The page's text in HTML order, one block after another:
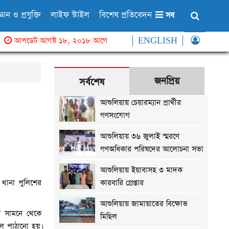
ও প্রযুক্তি লাইফ স্টাইল বিশেষ প্রতিবেদন সব
আপডেট আগস্ট ১৮, ২০১৮ আগে ENGLISH
পুলিশের
সামনে থেকে
পাঠানো হয়।
সর্বশেষ জনপ্রিয়
আশুলিয়ায় চেয়ারম্যান প্রার্থীর
গণসংযোগ
আশুলিয়ায় ৩৬ জুলাই স্মরণে
গণঅধিকার পরিষদের আলোচনা সভা
আশুলিয়ায় ইয়াবাসহ ৩ মাদক
কারবারি গ্রেপ্তার
আশুলিয়ায় জামায়াতের বিক্ষোভ
মিছিল